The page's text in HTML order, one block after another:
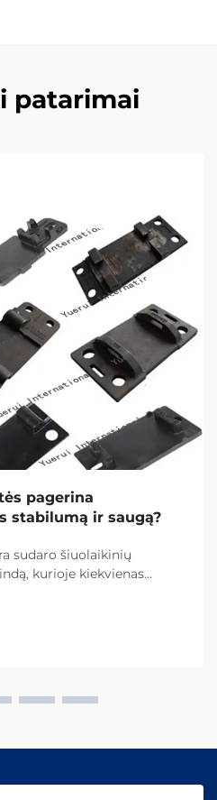
patarimai
pagerina
stabilumą ir saugą?
sudaro šiuolaikinių
kurioje kiekvienas
Tarp šių būtinųjų
pagrindo plokštės yra